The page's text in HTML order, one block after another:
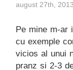
august 27th,
Pe mine m-ar
cu exemple
vicios al unui
pranz si 2-3